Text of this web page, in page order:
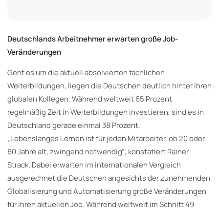
Deutschlands Arbeitnehmer erwarten große Job-
Veränderungen
Geht es um die aktuell absolvierten fachlichen
Weiterbildungen, liegen die Deutschen deutlich hinter ihren
globalen Kollegen. Während weltweit 65 Prozent
regelmäßig Zeit in Weiterbildungen investieren, sind es in
Deutschland gerade einmal 38 Prozent.
„Lebenslanges Lernen ist für jeden Mitarbeiter, ob 20 oder
60 Jahre alt, zwingend notwendig“, konstatiert Rainer
Strack. Dabei erwarten im internationalen Vergleich
ausgerechnet die Deutschen angesichts der zunehmenden
Globalisierung und Automatisierung große Veränderungen
für ihren aktuellen Job. Während weltweit im Schnitt 49